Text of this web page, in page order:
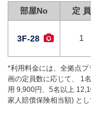
部屋No
定 員
3F-28 1
*利用料金には、全拠点
画の定員数に応じて、 1
用 9,900円、5名以上
家人賠償保険相当額) と